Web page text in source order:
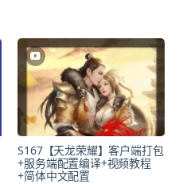
S167【天龙荣耀】客户端打包
+服务端配置编译+视频教程
+简体中文配置